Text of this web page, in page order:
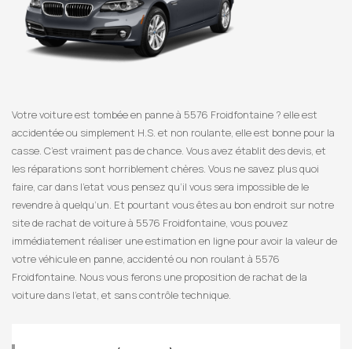
Votre voiture est tombée en panne à 5576 Froidfontaine ? elle est
accidentée ou simplement H.S. et non roulante, elle est bonne pour la
casse. C’est vraiment pas de chance. Vous avez établit des devis, et
les réparations sont horriblement chères. Vous ne savez plus quoi
faire, car dans l’etat vous pensez qu’il vous sera impossible de le
revendre à quelqu’un. Et pourtant vous êtes au bon endroit sur notre
site de rachat de voiture à 5576 Froidfontaine, vous pouvez
immédiatement réaliser une estimation en ligne pour avoir la valeur de
votre véhicule en panne, accidenté ou non roulant à 5576
Froidfontaine. Nous vous ferons une proposition de rachat de la
voiture dans l’etat, et sans contrôle technique.